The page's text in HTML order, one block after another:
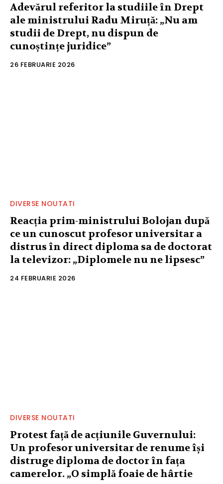
Adevărul referitor la studiile în Drept
ale ministrului Radu Miruță: „Nu am
studii de Drept, nu dispun de
cunoștințe juridice”
26 FEBRUARIE 2026
DIVERSE NOUTATI
Reacția prim-ministrului Bolojan după
ce un cunoscut profesor universitar a
distrus în direct diploma sa de doctorat
la televizor: „Diplomele nu ne lipsesc”
24 FEBRUARIE 2026
DIVERSE NOUTATI
Protest față de acțiunile Guvernului:
Un profesor universitar de renume își
distruge diploma de doctor în fața
camerelor. „O simplă foaie de hârtie